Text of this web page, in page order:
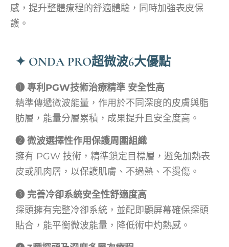
感，提升整體療程的舒適體驗，同時加強表皮保
護。
✦ ONDA PRO超微波6大優點
➊ 專利PGW技術治療精準 安全性高
精準傳遞微波能量，作用於不同深度的皮膚與脂
肪層，能量分層累積，成果提升且安全度高。
➋ 微波選擇性作用保護周圍組織
擁有 PGW 技術，精準鎖定目標層，避免加熱表
皮或肌肉層，以保護肌膚、不過熱、不燙傷。
➌ 完善冷卻系統安全性舒適度高
探頭擁有完整冷卻系統，並配即顯屏幕確保探頭
貼合，能平衡微波能量，降低術中灼熱感。